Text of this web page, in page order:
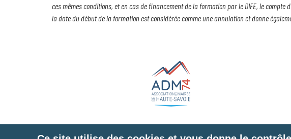
ces mêmes conditions, et en cas de financement de la formation par le DIFE, le
la date du début de la formation est considérée comme une annulation et donne